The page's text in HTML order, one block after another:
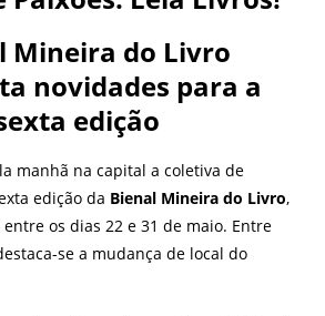
Mineira do Livro
novidades para a
edição
manhã na capital a coletiva de
edição da Bienal Mineira do Livro,
os dias 22 e 31 de maio. Entre
se a mudança de local do